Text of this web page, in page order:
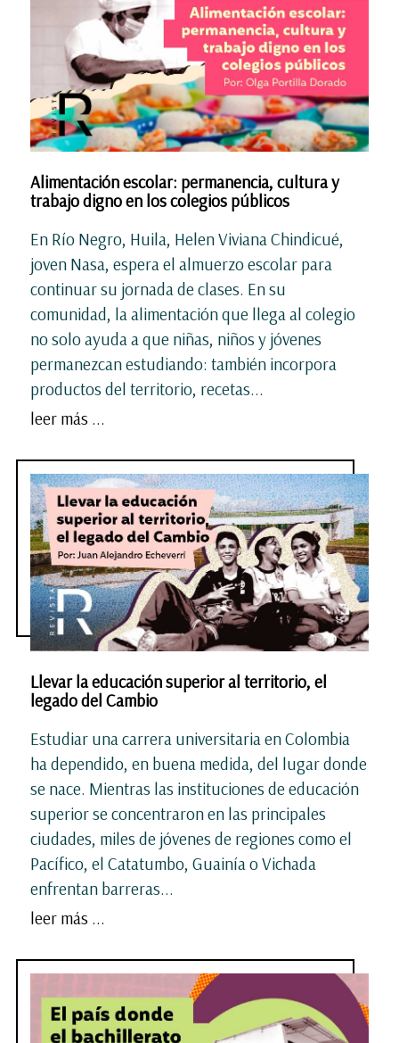
Alimentación escolar: permanencia, cultura y
trabajo digno en los colegios públicos
En Río Negro, Huila, Helen Viviana Chindicué,
joven Nasa, espera el almuerzo escolar para
continuar su jornada de clases. En su
comunidad, la alimentación que llega al colegio
no solo ayuda a que niñas, niños y jóvenes
permanezcan estudiando: también incorpora
productos del territorio, recetas...
leer más ...
Llevar la educación superior al territorio, el
legado del Cambio
Estudiar una carrera universitaria en Colombia
ha dependido, en buena medida, del lugar donde
se nace. Mientras las instituciones de educación
superior se concentraron en las principales
ciudades, miles de jóvenes de regiones como el
Pacífico, el Catatumbo, Guainía o Vichada
enfrentan barreras...
leer más ...